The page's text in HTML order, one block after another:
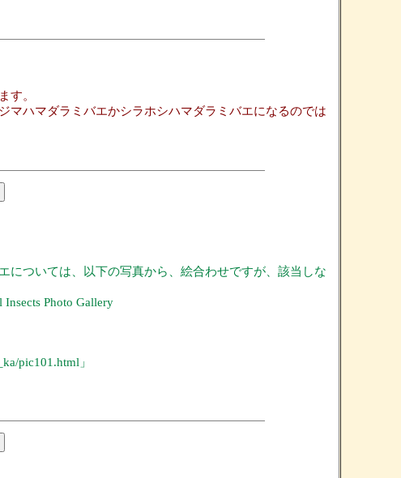
す。
マハマダラミバエかシラホシハマダラミバエになるのでは
については、以下の写真から、絵合わせですが、該当しな
Photo Gallery
pic101.html」